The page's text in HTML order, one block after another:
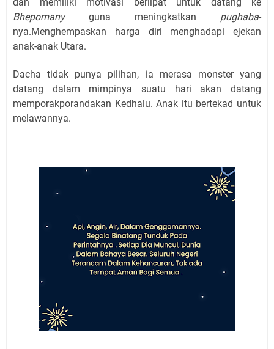
Bhepomanyguna meningkatkan pughaba-
nya.Menghempaskan harga diri menghadapi ejekan
anak-anak Utara.
Dacha tidak punya pilihan, ia merasa monster yang
datang dalam mimpinya suatu hari akan datang
memporakporandakan Kedhalu. Anak itu bertekad untuk
melawannya.